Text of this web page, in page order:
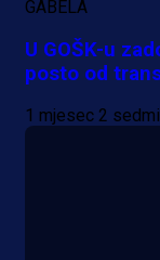
5 h 29 min
GABELA
U GOŠK-u
posto od
1 mjesec 2